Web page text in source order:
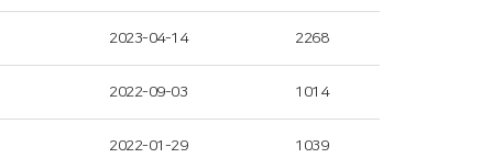
2023-04-14 2268
2022-09-03 1014
2022-01-29 1039